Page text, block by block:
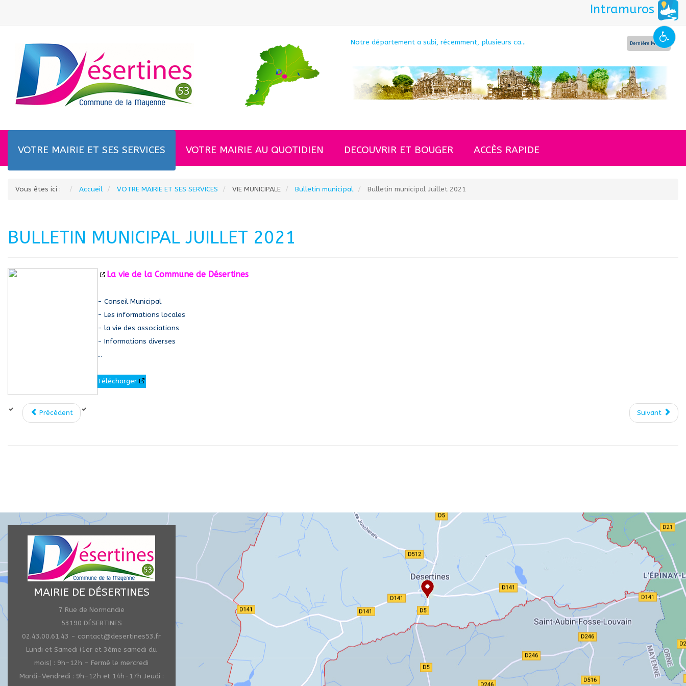
Intramuros
Dernière Minute
Notre département a subi, récemment, plusieurs ca... La gendarmerie
VOTRE MAIRIE ET SES SERVICES VOTRE MAIRIE AU QUOTIDIEN DECOUVRIR ET BOUGER ACCÈS RAPIDE
Vous êtes ici : Accueil VOTRE MAIRIE ET SES SERVICES VIE MUNICIPALE Bulletin municipal Bulletin municipal Juillet 2021
BULLETIN MUNICIPAL JUILLET 2021
La vie de la Commune de Désertines
- Conseil Municipal
- Les informations locales
- la vie des associations
- Informations diverses
...
Télécharger
Précédent Suivant
MAIRIE DE DÉSERTINES
7 Rue de Normandie
53190 DÉSERTINES
02.43.00.61.43 - contact@desertines53.fr
Lundi et Samedi (1er et 3ème samedi du
mois) : 9h-12h - Fermé le mercredi
Mardi-Vendredi : 9h-12h et 14h-17h Jeudi :